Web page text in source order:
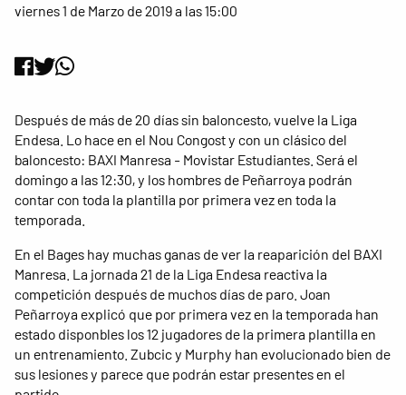
viernes 1 de Marzo de 2019 a las 15:00
Después de más de 20 días sin baloncesto, vuelve la Liga
Endesa. Lo hace en el Nou Congost y con un clásico del
baloncesto: BAXI Manresa - Movistar Estudiantes. Será el
domingo a las 12:30, y los hombres de Peñarroya podrán
contar con toda la plantilla por primera vez en toda la
temporada.
En el Bages hay muchas ganas de ver la reaparición del BAXI
Manresa. La jornada 21 de la Liga Endesa reactiva la
competición después de muchos días de paro. Joan
Peñarroya explicó que por primera vez en la temporada han
estado disponbles los 12 jugadores de la primera plantilla en
un entrenamiento. Zubcic y Murphy han evolucionado bien de
sus lesiones y parece que podrán estar presentes en el